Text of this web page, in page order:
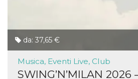
da: 37,65 €
Musica, Eventi Live, Club
SWING’N’MILAN 2026